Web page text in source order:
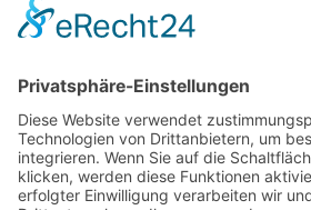
GPS und
Ausbau der Kapazität
Flaschengaslagers
Technische Gase
2014
Umzug innerhalb